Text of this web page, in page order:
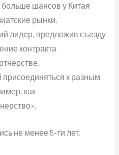
шансов у Китая
рынки,
лидер, предложив съезду
контракта
к разным
как
не менее 5-ти лет.